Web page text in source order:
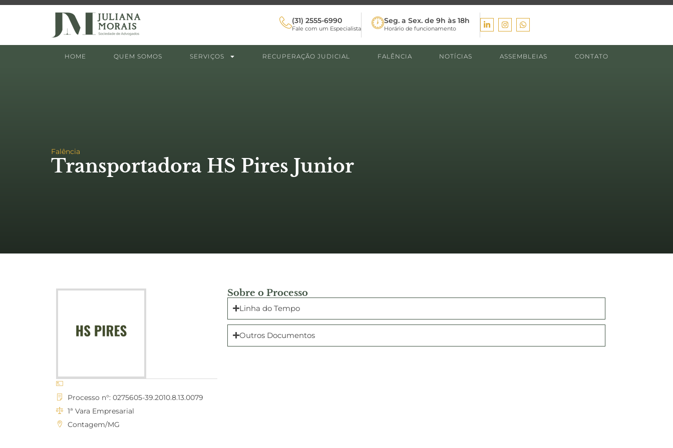
(31) 2555-6990
Fale com um Especialista
Seg. a Sex. de 9h às 18h
Horário de funcionamento
HOME QUEM SOMOS SERVIÇOS RECUPERAÇÃO JUDICIAL FALÊNCIA NOTÍCIAS ASSEMBLEIAS CONTATO
Falência
Transportadora HS Pires Junior
Processo n°: 0275605-39.2010.8.13.0079
1ª Vara Empresarial
Contagem/MG
Sobre o Processo
Linha do Tempo
Outros Documentos